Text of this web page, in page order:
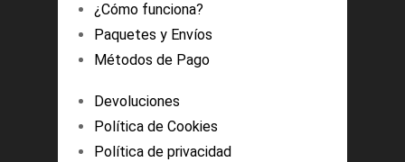
¿Cómo funciona?
Paquetes y Envíos
Métodos de Pago
Devoluciones
Política de Cookies
Política de privacidad